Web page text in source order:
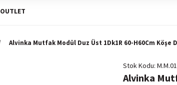
OUTLET
Alvinka Mutfak Modül Duz Üst 1Dk1R 60-H60Cm
Stok Kodu
Alvinka